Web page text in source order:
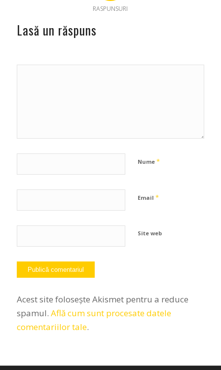
RASPUNSURI
Lasă un răspuns
Nume *
Email *
Site web
Acest site folosește Akismet pentru a reduce
spamul. Află cum sunt procesate datele
comentariilor tale.